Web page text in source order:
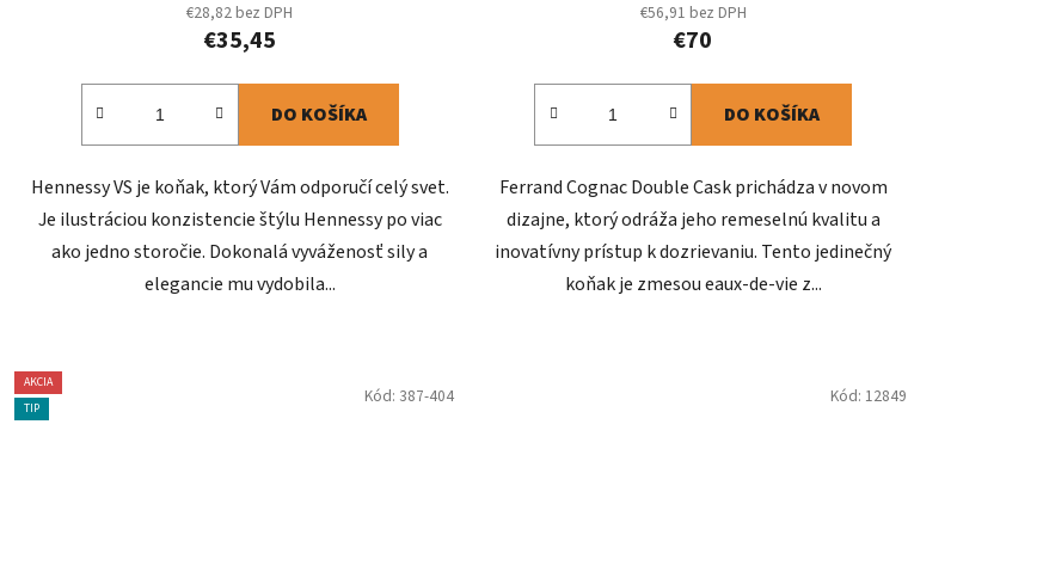
€28,82 bez DPH
€35,45
DO KOŠÍKA
Hennessy VS je koňak, ktorý Vám odporučí celý svet.
Je ilustráciou konzistencie štýlu Hennessy po viac
ako jedno storočie. Dokonalá vyváženosť sily a
elegancie mu vydobila...
€56,91 bez DPH
€70
DO KOŠÍKA
Ferrand Cognac Double Cask prichádza v novom
dizajne, ktorý odráža jeho remeselnú kvalitu a
inovatívny prístup k dozrievaniu. Tento jedinečný
koňak je zmesou eaux-de-vie z...
AKCIA
TIP
Kód: 387-404 Kód: 12849